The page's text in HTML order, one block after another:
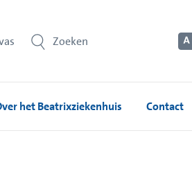
Zoeken
het Beatrixziekenhuis Contact